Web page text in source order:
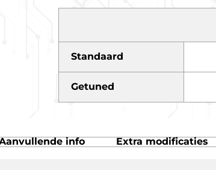
Standaard
Getuned
info Extra modificaties